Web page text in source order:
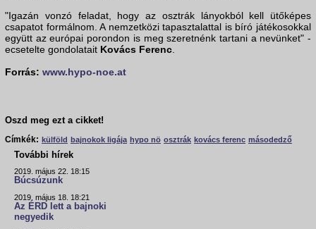
"Igazán vonzó feladat, hogy az osztrák lányokból kell ütőképes
csapatot formálnom. A nemzetközi tapasztalattal is bíró játékosokkal
együtt az európai porondon is meg szeretnénk tartani a nevünket" -
ecsetelte gondolatait Kovács Ferenc.
Forrás: www.hypo-noe.at
Oszd meg ezt a cikket!
Címkék: külföld bajnokok ligája hypo nö osztrák kovács ferenc másodedző
További hírek
2019. május 22. 18:15
Búcsúzunk
2019. május 18. 18:21
Az ÉRD lett a bajnoki
negyedik